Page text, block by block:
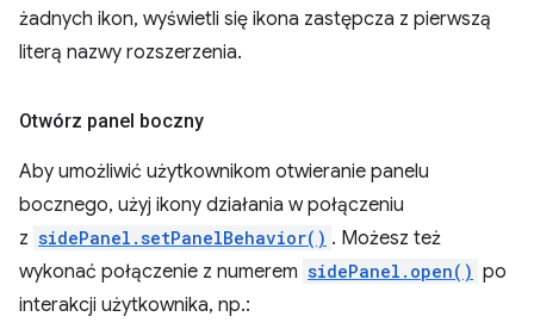
żadnych ikon, wyświetli się ikona zastępcza z pierwszą
literą nazwy rozszerzenia.
Otwórz panel boczny
Aby umożliwić użytkownikom otwieranie panelu
bocznego, użyj ikony działania w połączeniu
z sidePanel.setPanelBehavior() . Możesz też
wykonać połączenie z numerem sidePanel.open() po
interakcji użytkownika, np.: